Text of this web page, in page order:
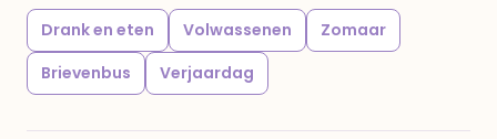
Drank en eten Volwassenen
Zomaar
Brievenbus
Verjaardag